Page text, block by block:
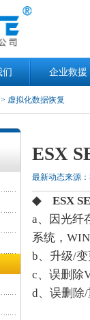
们 企业救援
> 虚拟化数据恢复
ESX
最新动态来源
◆ ESX
a、因光纤
系统，
b、升级/
c、误删除
d、误删除/